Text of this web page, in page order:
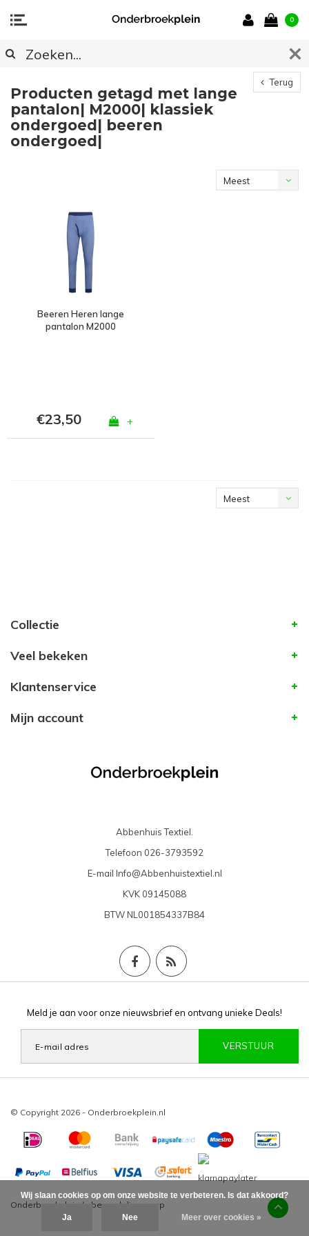
0
Terug
Producten getagd met lange
pantalon| M2000| klassiek
ondergoed| beeren
ondergoed|
Meest
Beeren Heren lange
pantalon M2000
€23,50 +
Meest
Collectie
Veel bekeken
Klantenservice
Mijn account
Abbenhuis Textiel.
Telefoon 026-3793592
E-mail Info@Abbenhuistextiel.nl
KVK 09145088
BTWNL001854337B84
Meld je aan voor onze nieuwsbrief en ontvang unieke Deals!
VERSTUUR
© Copyright 2026 - Onderbroekplein.nl
Onderbroekplein / beoordelingen op
Wij slaan cookies op om onze website te verbeteren. Is dat akkoord?
Ja Nee Meer over cookies »